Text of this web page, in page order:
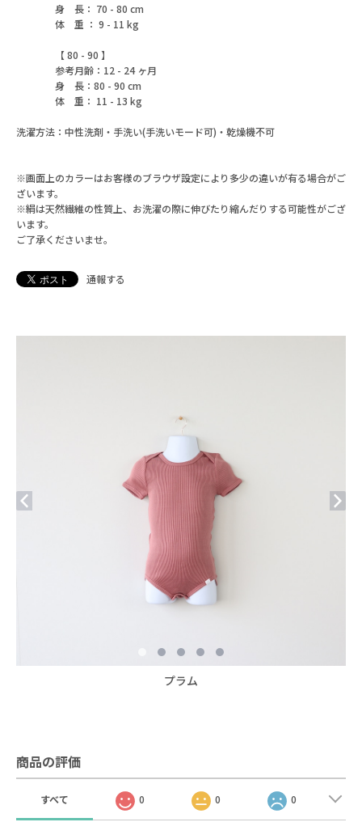
身 長： 70 - 80 cm
体 重 ： 9 - 11 kg
【 80 - 90 】
参考月齢：12 - 24 ヶ月
身 長：80 - 90 cm
体 重： 11 - 13 kg
洗濯方法：中性洗剤・手洗い(手洗いモード可)・乾燥機不可
※画面上のカラーはお客様のブラウザ設定により多少の違いが有る場合がご
ざいます。
※絹は天然繊維の性質上、お洗濯の際に伸びたり縮んだりする可能性がござ
います。
ご了承くださいませ。
通報する
プラム
商品の評価
すべて 0 0 0